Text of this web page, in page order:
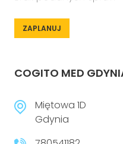
ZAPLANUJ
COGITO MED
Miętowa 1D
Gdynia